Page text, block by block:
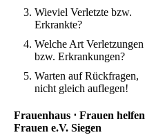
Wieviel Verletzte bzw.
Erkrankte?
Welche Art Verletzungen
bzw. Erkrankungen?
Warten auf Rückfragen,
nicht gleich auflegen!
Frauenhaus ⋅ Frauen helfen
Frauen e.V. Siegen